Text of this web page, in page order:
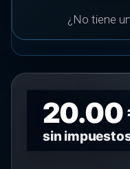
¿No tiene
20.00
sin